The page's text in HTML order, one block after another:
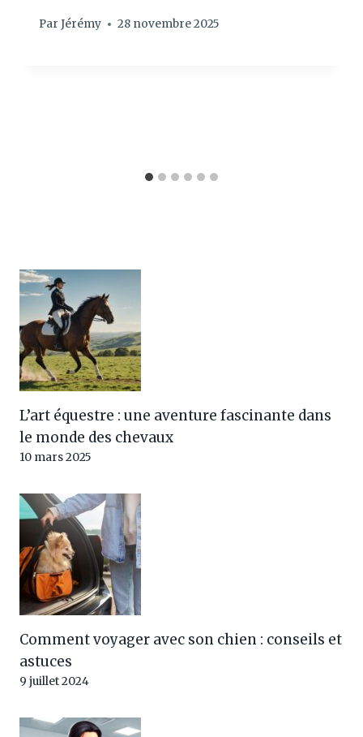
Par Jérémy 28 novembre 2025
L’art équestre : une aventure fascinante dans
le monde des chevaux
10 mars 2025
Comment voyager avec son chien : conseils et
astuces
9 juillet 2024